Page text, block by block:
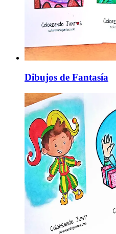
Dibujos de Fantasía